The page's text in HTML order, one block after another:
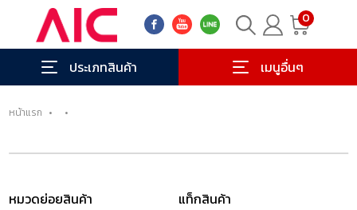
0
ประเภทสินค้า เมนูอื่นๆ
หน้าแรก • •
หมวดย่อยสินค้า แท็กสินค้า